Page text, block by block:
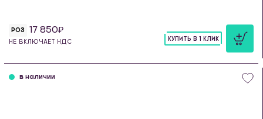
РОЗ 17 850
НЕ ВКЛЮЧАЕТ НДС
КУПИТЬ В 1 КЛИК
в наличии